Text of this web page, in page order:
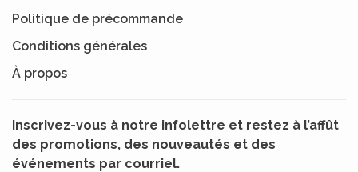
Politique de précommande
Conditions générales
À propos
Inscrivez-vous à notre infolettre et restez à l’affût
des promotions, des nouveautés et des
événements par courriel.